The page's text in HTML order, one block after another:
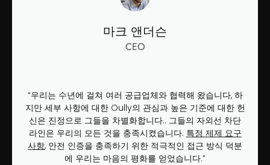
마크 앤더슨
CEO
“우리는 수년에 걸쳐 여러 공급업체와 협력해 왔습니다, 하
지만 세부 사항에 대한 Oully의 관심과 높은 기준에 대한 헌
신은 진정으로 그들을 차별화합니다.. 그들의 자외선 차단
라인은 우리의 모든 것을 충족시켰습니다. 특정 제제 요구
사항, 안전 인증을 충족하기 위한 적극적인 접근 방식 덕분
에 우리는 마음의 평화를 얻었습니다.”